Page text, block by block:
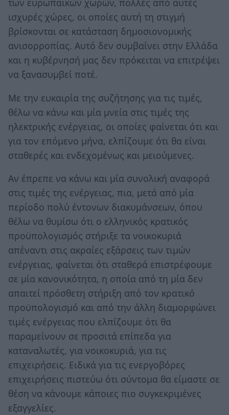
των ευρωπαϊκών χωρών, πολλές από αυτές
ισχυρές χώρες, οι οποίες αυτή τη στιγμή
βρίσκονται σε κατάσταση δημοσιονομικής
ανισορροπίας. Αυτό δεν συμβαίνει στην Ελλάδα
και η κυβέρνησή μας δεν πρόκειται να επιτρέψει
να ξανασυμβεί ποτέ.
Με την ευκαιρία της συζήτησης για τις τιμές,
θέλω να κάνω και μία μνεία στις τιμές της
ηλεκτρικής ενέργειας, οι οποίες φαίνεται ότι και
για τον επόμενο μήνα, ελπίζουμε ότι θα είναι
σταθερές και ενδεχομένως και μειούμενες.
Αν έπρεπε να κάνω και μία συνολική αναφορά
στις τιμές της ενέργειας, πια, μετά από μία
περίοδο πολύ έντονων διακυμάνσεων, όπου
θέλω να θυμίσω ότι ο ελληνικός κρατικός
προϋπολογισμός στήριξε τα νοικοκυριά
απέναντι στις ακραίες εξάρσεις των τιμών
ενέργειας, φαίνεται ότι σταθερά επιστρέφουμε
σε μία κανονικότητα, η οποία από τη μία δεν
απαιτεί πρόσθετη στήριξη από τον κρατικό
προϋπολογισμό και από την άλλη διαμορφώνει
τιμές ενέργειας που ελπίζουμε ότι θα
παραμείνουν σε προσιτά επίπεδα για
καταναλωτές, για νοικοκυριά, για τις
επιχειρήσεις. Ειδικά για τις ενεργοβόρες
επιχειρήσεις πιστεύω ότι σύντομα θα είμαστε σε
θέση να κάνουμε κάποιες πιο συγκεκριμένες
εξαγγελίες.